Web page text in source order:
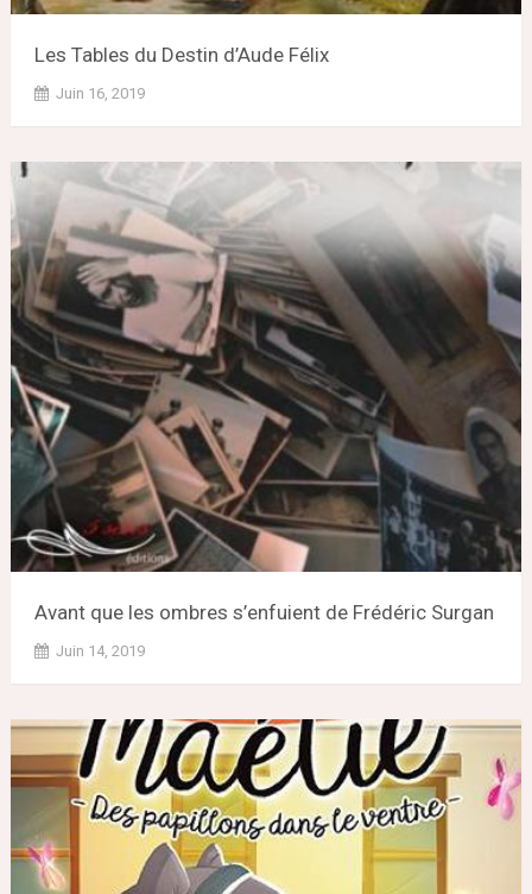
Les Tables du Destin d’Aude Félix
Juin 16, 2019
Avant que les ombres s’enfuient de Frédéric Surgan
Juin 14, 2019